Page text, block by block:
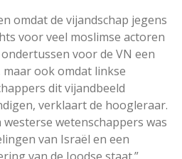
omdat de vijandschap jegens
voor veel moslimse actoren
voor de VN een
ook omdat linkse
dit vijandbeeld
verklaart de hoogleraar.
westerse wetenschappers was
van Israël en een
van de Joodse staat.”